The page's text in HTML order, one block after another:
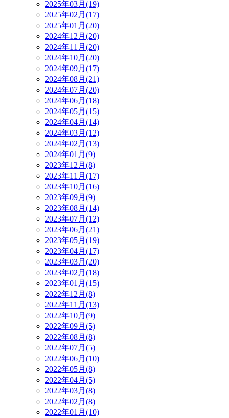
2025年03月(19)
2025年02月(17)
2025年01月(20)
2024年12月(20)
2024年11月(20)
2024年10月(20)
2024年09月(17)
2024年08月(21)
2024年07月(20)
2024年06月(18)
2024年05月(15)
2024年04月(14)
2024年03月(12)
2024年02月(13)
2024年01月(9)
2023年12月(8)
2023年11月(17)
2023年10月(16)
2023年09月(9)
2023年08月(14)
2023年07月(12)
2023年06月(21)
2023年05月(19)
2023年04月(17)
2023年03月(20)
2023年02月(18)
2023年01月(15)
2022年12月(8)
2022年11月(13)
2022年10月(9)
2022年09月(5)
2022年08月(8)
2022年07月(5)
2022年06月(10)
2022年05月(8)
2022年04月(5)
2022年03月(8)
2022年02月(8)
2022年01月(10)